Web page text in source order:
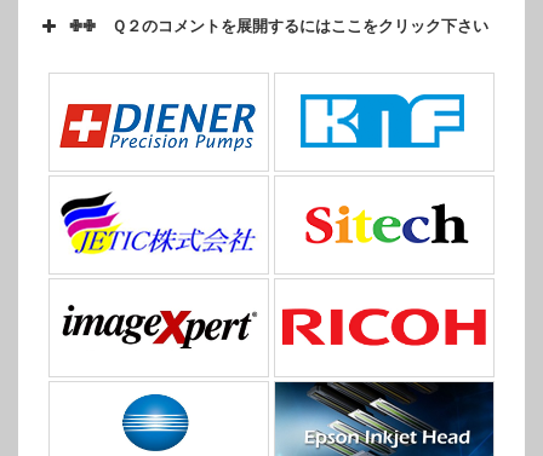
5日に発表したコニカミノルタです。
減収増益ですね。
売上高はホンの僅か上方修正して、営業利益は据
え置いています。え？なんで？
✙✙ Ｑ２のコメントを展開するにはここをクリック下さい
減収増益ですね。減収幅は8％となかなかのもので
す。
修正は「有り」となっていますが、売上高・営業
利益とも前Ｑ１で公表した値と変わってはいませ